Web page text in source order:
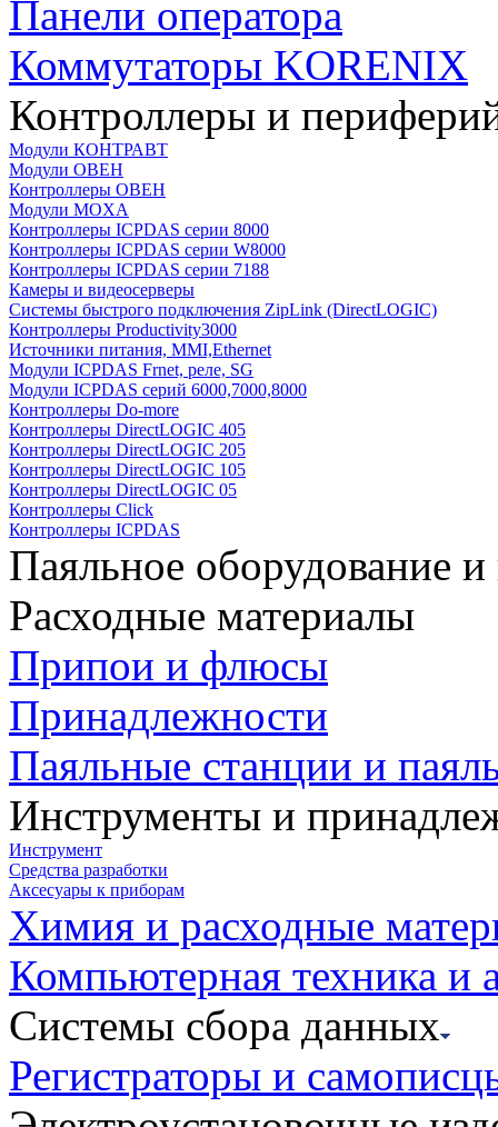
Панели оператора
Коммутаторы KORENIX
Контроллеры и
Модули КОНТРАВТ
Модули ОВЕН
Контроллеры ОВЕН
Модули MOXA
Контроллеры ICPDAS серии 8000
Контроллеры ICPDAS серии W8000
Контроллеры ICPDAS серии 7188
Камеры и видеосерверы
Системы быстрого подключения ZipLink (DirectLOGIC)
Контроллеры Productivity3000
Источники питания, MMI,Ethernet
Модули ICPDAS Frnet, реле, SG
Модули ICPDAS серий 6000,7000,8000
Контроллеры Do-more
Контроллеры DirectLOGIC 405
Контроллеры DirectLOGIC 205
Контроллеры DirectLOGIC 105
Контроллеры DirectLOGIC 05
Контроллеры Click
Контроллеры ICPDAS
Паяльное оборудование
Расходные материалы
Припои и флюсы
Принадлежности
Паяльные станции и
Инструменты и
Инструмент
Средства разработки
Аксесуары к приборам
Химия и расходные
Компьютерная техника и
Системы сбора данных
Регистраторы и